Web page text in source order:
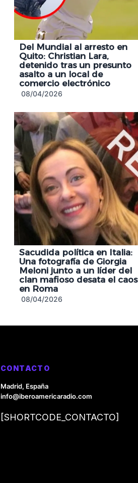
Del Mundial al arresto en
Quito: Christian Lara,
detenido tras un presunto
asalto a un local de
comercio electrónico
08/04/2026
Sacudida política en Italia:
Una fotografía de Giorgia
Meloni junto a un líder del
clan mafioso desata el caos
en Roma
08/04/2026
CONTACTO
Madrid, España
info@iberoamericaradio.com
[SHORTCODE_CONTACTO]